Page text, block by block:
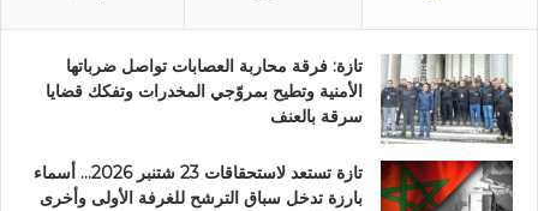
تازة: فرقة محاربة العصابات تواصل ضرباتها
الأمنية وتطيح بمروّجي المخدرات وتفكك قضايا
سرقة بالعنف
تازة تستعد لاستحقاقات 23 شتنبر 2026… أسماء
بارزة تدخل سباق الترشح للغرفة الأولى وأخرى